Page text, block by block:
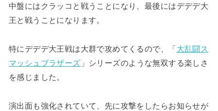
中盤にはクラッコと戦うことになり、最後にはデデデ大
王と戦うことになります。
特にデデデ大王戦は大群で攻めてくるので、「大乱闘ス
マッシュブラザーズ 」シリーズのような無双する楽しさ
を感じました。
演出面も強化されていて、先に攻撃をしたらお知らせが